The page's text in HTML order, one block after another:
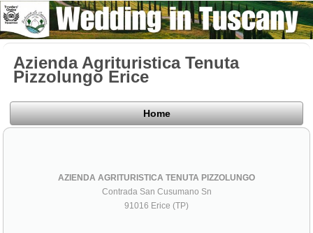
Azienda Agrituristica Tenuta
Pizzolungo Erice
Home
AZIENDA AGRITURISTICA TENUTA PIZZOLUNGO
Contrada San Cusumano Sn
91016 Erice (TP)